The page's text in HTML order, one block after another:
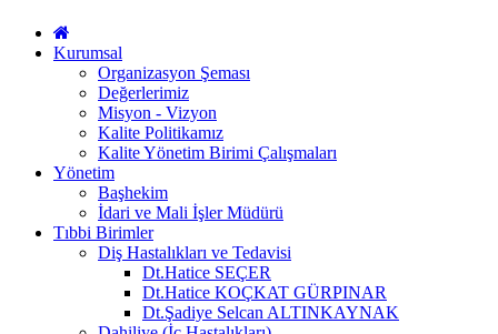
Kurumsal
Organizasyon Şeması
Değerlerimiz
Misyon - Vizyon
Kalite Politikamız
Kalite Yönetim Birimi Çalışmaları
Yönetim
Başhekim
İdari ve Mali İşler Müdürü
Tıbbi Birimler
Diş Hastalıkları ve Tedavisi
Dt.Hatice SEÇER
Dt.Hatice KOÇKAT GÜRPINAR
Dt.Şadiye Selcan ALTINKAYNAK